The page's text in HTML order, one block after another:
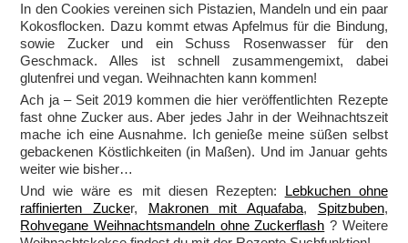
In den Cookies vereinen sich Pistazien, Mandeln und ein paar
Kokosflocken. Dazu kommt etwas Apfelmus für die Bindung,
sowie Zucker und ein Schuss Rosenwasser für den
Geschmack. Alles ist schnell zusammengemixt, dabei
glutenfrei und vegan. Weihnachten kann kommen!
Ach ja – Seit 2019 kommen die hier veröffentlichten Rezepte
fast ohne Zucker aus. Aber jedes Jahr in der Weihnachtszeit
mache ich eine Ausnahme. Ich genieße meine süßen selbst
gebackenen Köstlichkeiten (in Maßen). Und im Januar gehts
weiter wie bisher…
Und wie wäre es mit diesen Rezepten: Lebkuchen ohne
raffinierten Zucker, Makronen mit Aquafaba, Spitzbuben,
Rohvegane Weihnachtsmandeln ohne Zuckerflash ? Weitere